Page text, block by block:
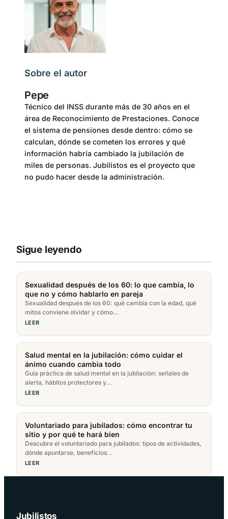
Sobre el autor
Pepe
Técnico del INSS durante más de 30 años en el
área de Reconocimiento de Prestaciones. Conoce
el sistema de pensiones desde dentro: cómo se
calculan, dónde se cometen los errores y qué
información habría cambiado la jubilación de
miles de personas. Jubilistos es el proyecto que
no pudo hacer desde la administración.
Sigue leyendo
Sexualidad después de los 60: lo que cambia, lo
que no y cómo hablarlo en pareja
Sexualidad después de los 60: qué cambia con la edad, qué
mitos conviene olvidar y cómo...
LEER
Salud mental en la jubilación: cómo cuidar el
ánimo cuando cambia todo
Guía práctica de salud mental en la jubilación: señales de
alerta, hábitos protectores y...
LEER
Voluntariado para jubilados: cómo encontrar tu
sitio y por qué te hará bien
Descubre el voluntariado para jubilados: tipos de actividades,
dónde apuntarse, beneficios...
LEER
Jubilistos